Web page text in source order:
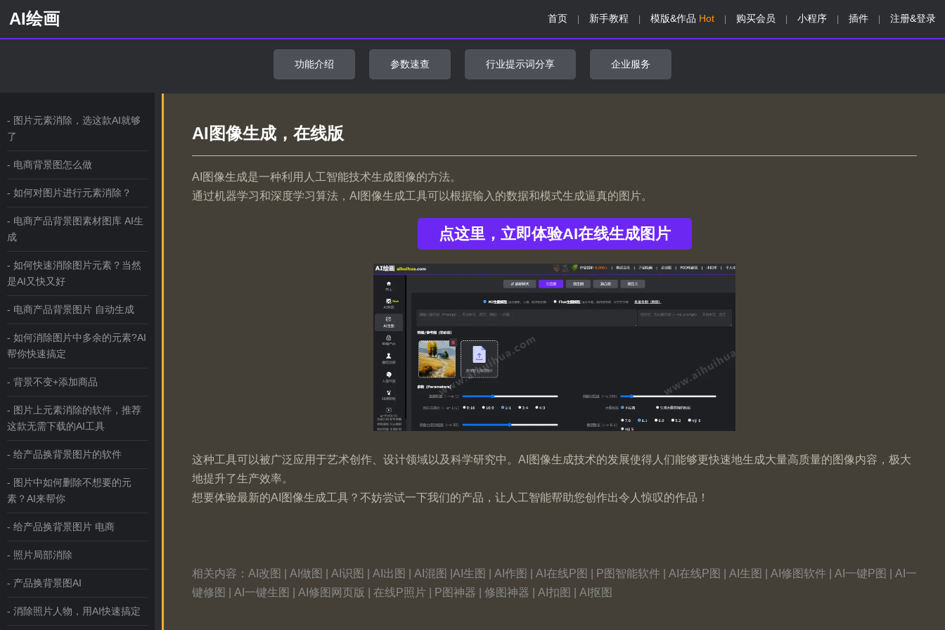
AI绘画 首页 新手教程 模版&作品 Hot 购买会员 小程序 插件 注册&登录
功能介绍 参数速查 行业提示词分享 企业服务
AI图像生成，在线版
AI图像生成是一种利用人工智能技术生成图像的方法。
通过机器学习和深度学习算法，AI图像生成工具可以根据输入的数据和模式生成逼真的图片。
点这里，立即体验AI在线生成图片
这种工具可以被广泛应用于艺术创作、设计领域以及科学研究中。AI图像生成技术的发展使得人们能够更快速地生成大量高质量的图像内容，极大
地提升了生产效率。
想要体验最新的AI图像生成工具？不妨尝试一下我们的产品，让人工智能帮助您创作出令人惊叹的作品！
相关内容：AI改图 | AI做图 | AI识图 | AI出图 | AI混图 |AI生图 | AI作图 | AI在线P图 | P图智能软件 | AI在线P图 | AI生图 | AI修图软件 | AI一键P图 | AI一
键修图 | AI一键生图 | AI修图网页版 | 在线P照片 | P图神器 | 修图神器 | AI扣图 | AI抠图
- 图片元素消除，选这款AI就够
了
- 电商背景图怎么做
- 如何对图片进行元素消除？
- 电商产品背景图素材图库 AI生
成
- 如何快速消除图片元素？当然
是AI又快又好
- 电商产品背景图片 自动生成
- 如何消除图片中多余的元素?AI
帮你快速搞定
- 背景不变+添加商品
- 图片上元素消除的软件，推荐
这款无需下载的AI工具
- 给产品换背景图片的软件
- 图片中如何删除不想要的元
素？AI来帮你
- 给产品换背景图片 电商
- 照片局部消除
- 产品换背景图AI
- 消除照片人物，用AI快速搞定